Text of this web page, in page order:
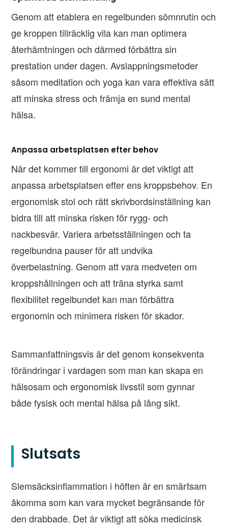
Genom att etablera en regelbunden sömnrutin och
ge kroppen tillräcklig vila kan man optimera
återhämtningen och därmed förbättra sin
prestation under dagen. Avslappningsmetoder
såsom meditation och yoga kan vara effektiva sätt
att minska stress och främja en sund mental
hälsa.
Anpassa arbetsplatsen efter behov
När det kommer till ergonomi är det viktigt att
anpassa arbetsplatsen efter ens kroppsbehov. En
ergonomisk stol och rätt skrivbordsinställning kan
bidra till att minska risken för rygg- och
nackbesvär. Variera arbetsställningen och ta
regelbundna pauser för att undvika
överbelastning. Genom att vara medveten om
kroppshållningen och att träna styrka samt
flexibilitet regelbundet kan man förbättra
ergonomin och minimera risken för skador.
Sammanfattningsvis är det genom konsekventa
förändringar i vardagen som man kan skapa en
hälsosam och ergonomisk livsstil som gynnar
både fysisk och mental hälsa på lång sikt.
Slutsats
Slemsäcksinflammation i höften är en smärtsam
åkomma som kan vara mycket begränsande för
den drabbade. Det är viktigt att söka medicinsk